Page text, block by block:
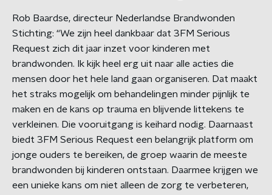
Rob Baardse, directeur Nederlandse Brandwonden
Stichting: “We zijn heel dankbaar dat 3FM Serious
Request zich dit jaar inzet voor kinderen met
brandwonden. Ik kijk heel erg uit naar alle acties die
mensen door het hele land gaan organiseren. Dat maakt
het straks mogelijk om behandelingen minder pijnlijk te
maken en de kans op trauma en blijvende littekens te
verkleinen. Die vooruitgang is keihard nodig. Daarnaast
biedt 3FM Serious Request een belangrijk platform om
jonge ouders te bereiken, de groep waarin de meeste
brandwonden bij kinderen ontstaan. Daarmee krijgen we
een unieke kans om niet alleen de zorg te verbeteren,